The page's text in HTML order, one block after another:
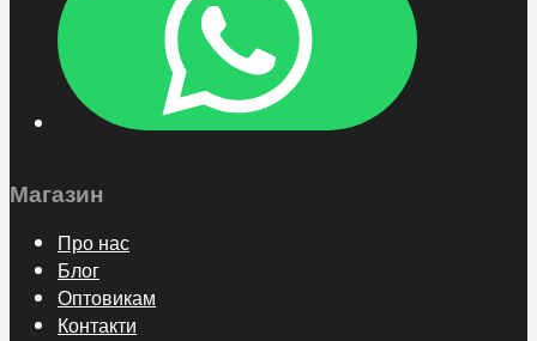
Магазин
Про нас
Блог
Оптовикам
Контакти